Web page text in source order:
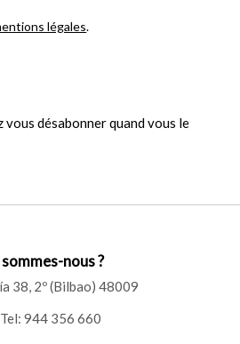
légales.
vous désabonner quand vous le
nous ?
38, 2º (Bilbao) 48009
Tel: 944 356 660